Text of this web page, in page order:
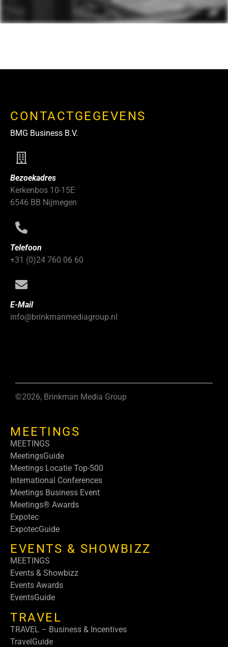
CONTACTGEGEVENS
BMG Business B.V.
Bezoekadres
Kerkenbos 10-15E
6546 BB Nijmegen
Telefoon
+31 (0)24 760 06 60
E-Mail
info@brinkmanmediagroup.nl
©2026, Brinkman Media Group
MEETINGS
MEETINGS
MeetingsGuide
Meetings Locatie Top-500
International Conferences
Meetings Business Event
Meetings® Awards
Expotec
ExpotecGuide
EVENTS & SHOWBIZZ
MEETINGS
Events & Showbizz
Events Awards
EventsGuide
TRAVEL
TRAVEL – Business & Incentives
TravelGuide